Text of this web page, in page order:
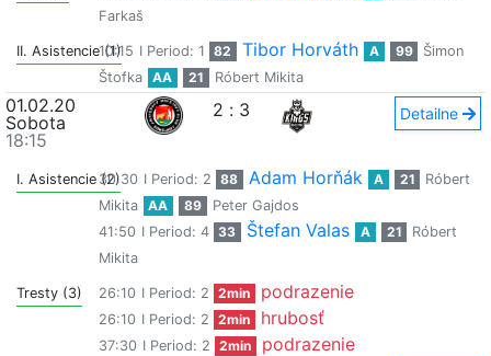
Farkaš
II. Asistencie (1)
10:15 I Period: 1 82 Tibor Horváth A 99
Šimon
Štofka
AA 21 Róbert Mikita
01.02.20
Sobota
18:15
2 : 3 Detailne
I. Asistencie (2)30:30 I Period: 2 88 Adam Horňák A 21
Róbert
Mikita
AA 89
Peter Gajdos
41:50 I Period: 4 33 Štefan Valas A 21
Róbert
Mikita
Tresty (3) 26:10 I Period: 2 2min podrazenie
26:10 I Period: 2 2min hrubosť
37:30 I Period: 2 2min
podrazenie